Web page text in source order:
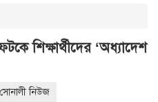
শিক্ষার্থীদের ‘অধ্যাদেশ
নিউজ